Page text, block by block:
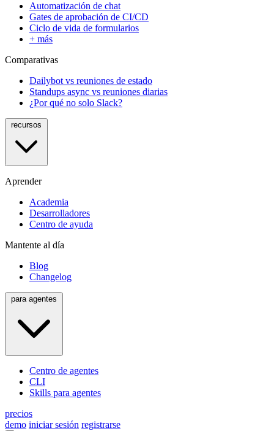
Automatización de chat
Gates de aprobación de CI/CD
Ciclo de vida de formularios
+ más
Comparativas
Dailybot vs reuniones de estado
Standups async vs reuniones diarias
¿Por qué no solo Slack?
Aprender
Academia
Desarrolladores
Centro de ayuda
Mantente al día
Blog
Changelog
Centro de agentes
CLI
Skills para agentes
precios
demo iniciar sesión registrarse